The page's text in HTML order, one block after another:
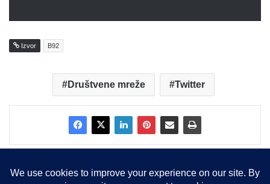
Izvor B92
Društvene mreže Twitter